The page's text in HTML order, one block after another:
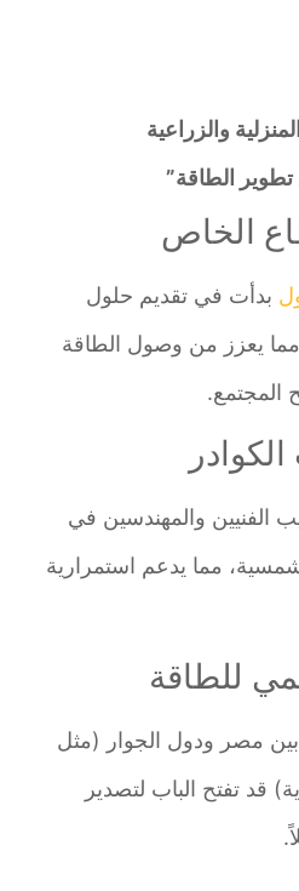
والزراعية
الطاقة”
في تقديم حلول
يعزز من وصول الطاقة
الفنيين والمهندسين في
مما يدعم استمرارية
مصر ودول الجوار (مثل
قد تفتح الباب لتصدير